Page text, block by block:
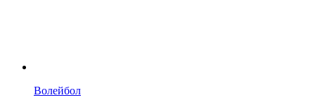
Волейбол